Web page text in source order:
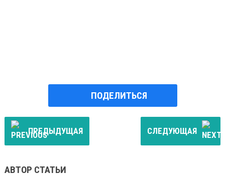
ПОДЕЛИТЬСЯ
ПРЕДЫДУЩАЯ СЛЕДУЮЩАЯ
АВТОР СТАТЬИ